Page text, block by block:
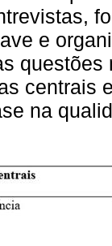
e
centrais
na